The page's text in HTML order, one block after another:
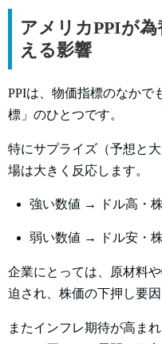
アメリカPPIが
える影響
PPIは、物価指標のなかで
標」のひとつです。
特にサプライズ（予想と
場は大きく反応します。
強い数値 → ドル高・
弱い数値 → ドル安・
企業にとっては、原材料
迫され、株価の下押し要因
またインフレ期待が高ま